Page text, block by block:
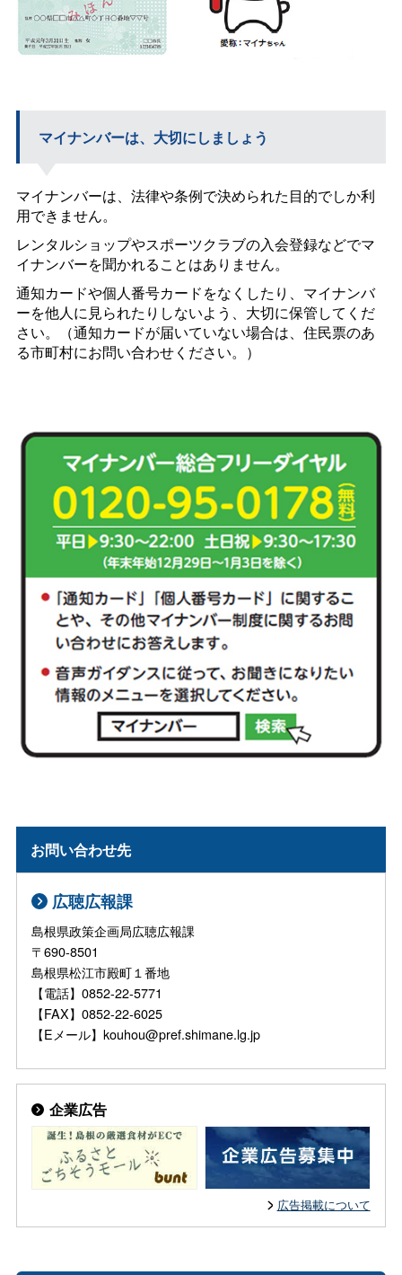
マイナンバーは、大切にしましょう
マイナンバーは、法律や条例で決められた目的でしか利
用できません。
レンタルショップやスポーツクラブの入会登録などでマ
イナンバーを聞かれることはありません。
通知カードや個人番号カードをなくしたり、マイナンバ
ーを他人に見られたりしないよう、大切に保管してくだ
さい。（通知カードが届いていない場合は、住民票のあ
る市町村にお問い合わせください。）
お問い合わせ先
広聴広報課
島根県政策企画局広聴広報課
〒690-8501
島根県松江市殿町１番地
【電話】0852-22-5771
【FAX】0852-22-6025
【Eメール】kouhou@pref.shimane.lg.jp
企業広告
広告掲載について